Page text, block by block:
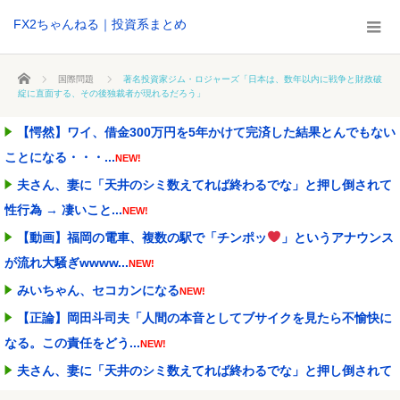
FX2ちゃんねる｜投資系まとめ
ホーム 国際問題
著名投資家ジム・ロジャーズ「日本は、数年以内に戦争と財政破
綻に直面する、その後独裁者が現れるだろう」
【愕然】ワイ、借金300万円を5年かけて完済した結果とんでもない
ことになる・・・...NEW!
夫さん、妻に「天井のシミ数えてれば終わるでな」と押し倒されて
性行為 → 凄いこと...NEW!
【動画】福岡の電車、複数の駅で「チンポッ
」というアナウンス
が流れ大騒ぎwwww...NEW!
みいちゃん、セコカンになるNEW!
【正論】岡田斗司夫「人間の本音としてブサイクを見たら不愉快に
なる。この責任をどう...NEW!
夫さん、妻に「天井のシミ数えてれば終わるでな」と押し倒されて